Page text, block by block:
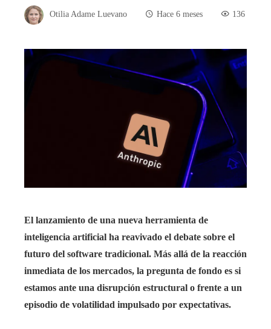
Otilia Adame Luevano Hace 6 meses 136
El lanzamiento de una nueva herramienta de
inteligencia artificial ha reavivado el debate sobre el
futuro del software tradicional. Más allá de la reacción
inmediata de los mercados, la pregunta de fondo es si
estamos ante una disrupción estructural o frente a un
episodio de volatilidad impulsado por expectativas.